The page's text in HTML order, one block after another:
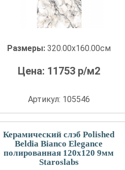
Размеры: 320.00x160.00см
Цена: 11753р/м2
Артикул: 105546
Керамический слэб Polished
Beldia Bianco Elegance
полированная 120x120 9мм
Staroslabs